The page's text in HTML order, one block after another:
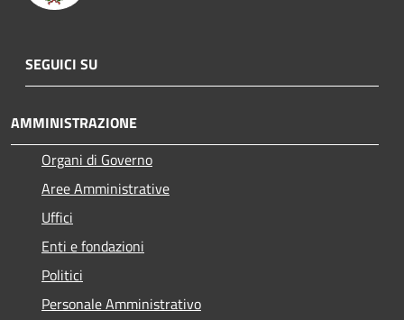
SEGUICI SU
AMMINISTRAZIONE
Organi di Governo
Aree Amministrative
Uffici
Enti e fondazioni
Politici
Personale Amministrativo